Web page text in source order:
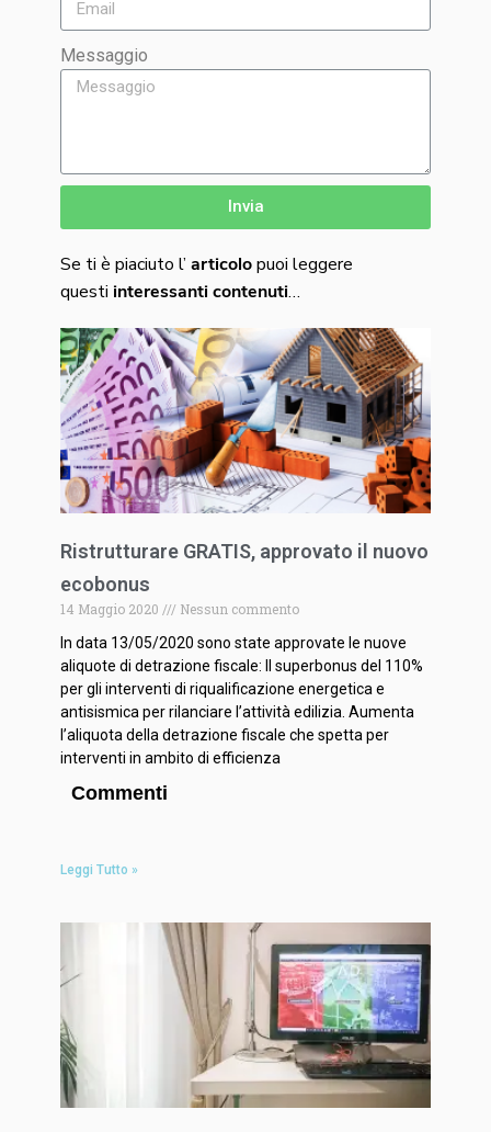
Messaggio
Invia
Se ti è piaciuto l’ articolopuoi leggere
questi interessanticontenuti…
Ristrutturare GRATIS, approvato il nuovo
ecobonus
14 Maggio 2020
Nessun commento
In data 13/05/2020 sono state approvate le nuove
aliquote di detrazione fiscale: Il superbonus del 110%
per gli interventi di riqualificazione energetica e
antisismica per rilanciare l’attività edilizia. Aumenta
l’aliquota della detrazione fiscale che spetta per
interventi in ambito di efficienza
Commenti
Leggi Tutto »